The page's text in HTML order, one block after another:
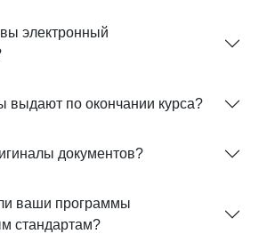
электронный
выдают по окончании курса?
документов?
ваши программы
стандартам?